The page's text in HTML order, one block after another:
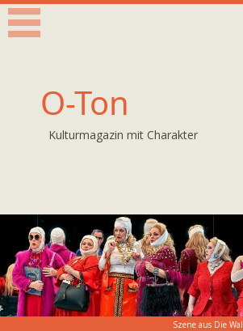
O-Ton
Kulturmagazin mit Charakter
Szene aus Die